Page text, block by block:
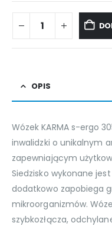
OPIS
Wózek KARMA s-ergo
inwalidzki o unikalnym
zapewniającym
Siedzisko wykonane
dodatkowo zapobiega
mikroorganizmów.
szybkozłącza,